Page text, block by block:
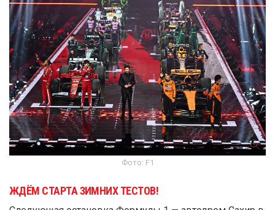
Фото: F1
ЖДЁМ СТАРТА ЗИМНИХ ТЕСТОВ!